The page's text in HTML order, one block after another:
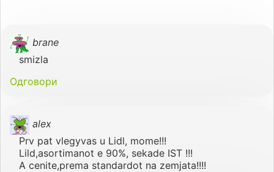
brane
smizla
Одговори
alex
Prv pat vlegyvas u Lidl, mome!!!
Lild,asortimanot e 90%, sekade IST !!!
A cenite,prema standardot na zemjata!!!!